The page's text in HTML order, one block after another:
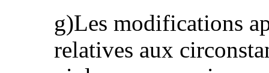
g)Les modifications
relatives aux